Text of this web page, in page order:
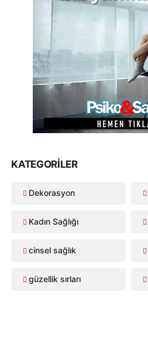
KATEGORILER
Dekorasyon
Kadın Sağlığı
cinsel sağlık
güzellik sırları